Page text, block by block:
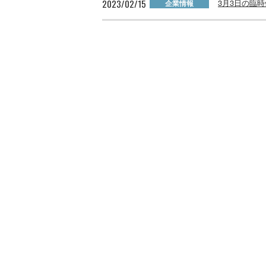
2023/02/15 企業情報 3月3日の臨